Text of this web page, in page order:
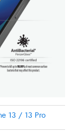
13 / 13 Pro